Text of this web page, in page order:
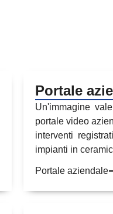
Portale
Un'immagine
portale video
interventi
impianti in
Portale aziendale